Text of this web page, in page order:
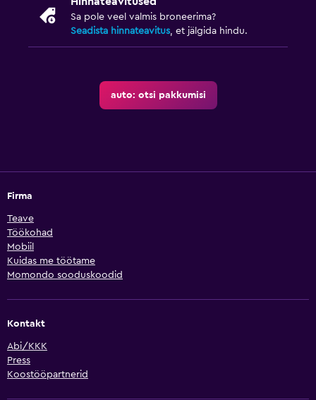
Sa pole veel valmis broneerima?
Seadista hinnateavitus, et jälgida hindu.
auto: otsi pakkumisi
Firma
Teave
Töökohad
Mobiil
Kuidas me töötame
Momondo sooduskoodid
Kontakt
Abi/KKK
Press
Koostööpartnerid